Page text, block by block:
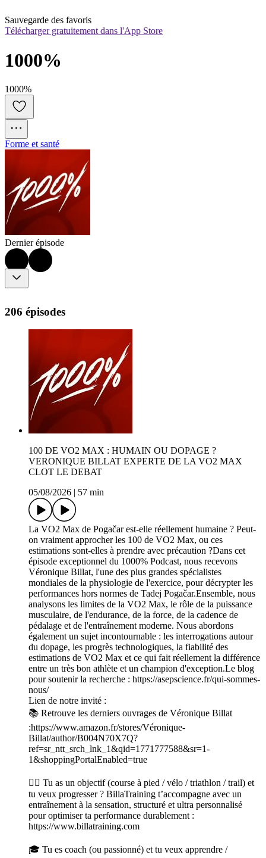
Sauvegarde des favoris
Télécharger gratuitement dans l'App Store
1000%
1000%
Forme et santé
Dernier épisode
206 épisodes
100 DE VO2 MAX : HUMAIN OU DOPAGE ?
VERONIQUE BILLAT EXPERTE DE LA VO2 MAX
CLOT LE DEBAT
05/08/2026
57 min
La VO2 Max de Pogačar est-elle réellement humaine ? Peut-
on vraiment approcher les 100 de VO2 Max, ou ces
estimations sont-elles à prendre avec précaution ?Dans cet
épisode exceptionnel du 1000% Podcast, nous recevons
Véronique Billat, l'une des plus grandes spécialistes
mondiales de la physiologie de l'exercice, pour décrypter les
performances hors normes de Tadej Pogačar.Ensemble, nous
analysons les limites de la VO2 Max, le rôle de la puissance
musculaire, de l'endurance, de la force, de la cadence de
pédalage et de l'entraînement moderne. Nous abordons
également un sujet incontournable : les interrogations autour
du dopage, les progrès technologiques, la fiabilité des
estimations de VO2 Max et ce qui fait réellement la différence
entre un très bon athlète et un champion d'exception.Le blog
pour soutenir la recherche : https://asepscience.fr/qui-sommes-
nous/
Lien de notre invité :
📚 Retrouve les derniers ouvrages de Véronique Billat
:https://www.amazon.fr/stores/Véronique-
Billat/author/B004N70X7Q?
ref=sr_ntt_srch_lnk_1&qid=1771777588&sr=1-
1&shoppingPortalEnabled=true
🏃‍♂️ Tu as un objectif (course à pied / vélo / triathlon / trail) et
tu veux progresser ? BillaTraining t’accompagne avec un
entraînement à la sensation, structuré et ultra personnalisé
pour optimiser ta performance durablement :
https://www.billatraining.com
🎓 Tu es coach (ou passionné) et tu veux apprendre /